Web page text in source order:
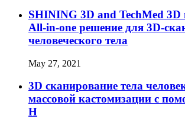
SHINING 3D and TechMed 3D
All-in-one решение для 3D-
человеческого тела
May 27, 2021
3D сканирование тела
массовой кастомизации с
H